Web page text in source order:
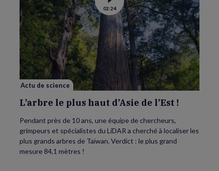
Voir
la
vidéo
de
L’arbre
le
plus
haut
d’Asie
02:24
Actu de science
L’arbre le plus haut d’Asie de l’Est !
Pendant près de 10 ans, une équipe de chercheurs,
grimpeurs et spécialistes du LiDAR a cherché à localiser les
plus grands arbres de Taïwan. Verdict : le plus grand
mesure 84,1 mètres !